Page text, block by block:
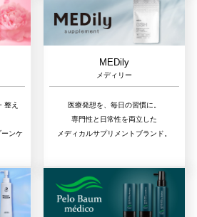
整え
ンケ
MEDily
メディリー
医療発想を、毎日の習慣に。
専門性と日常性を両立した
メディカルサプリメントブランド。